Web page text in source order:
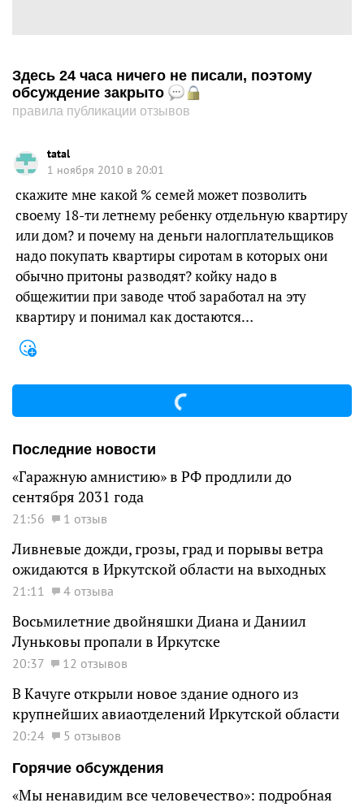
Здесь 24 часа ничего не писали, поэтому
обсуждение закрыто
правила публикации отзывов
tatal
1 ноября 2010 в 20:01
скажите мне какой % семей может позволить
своему 18-ти летнему ребенку отдельную квартиру
или дом? и почему на деньги налогплательщиков
надо покупать квартиры сиротам в которых они
обычно притоны разводят? койку надо в
общежитии при заводе чтоб заработал на эту
квартиру и понимал как достаются…
Последние новости
«Гаражную амнистию» в РФ продлили до
сентября 2031 года
21:56 1 отзыв
Ливневые дожди, грозы, град и порывы ветра
ожидаются в Иркутской области на выходных
21:11 4 отзыва
Восьмилетние двойняшки Диана и Даниил
Луньковы пропали в Иркутске
20:37 12 отзывов
В Качуге открыли новое здание одного из
крупнейших авиаотделений Иркутской области
20:24
5 отзывов
Горячие обсуждения
«Мы ненавидим все человечество»: подробная